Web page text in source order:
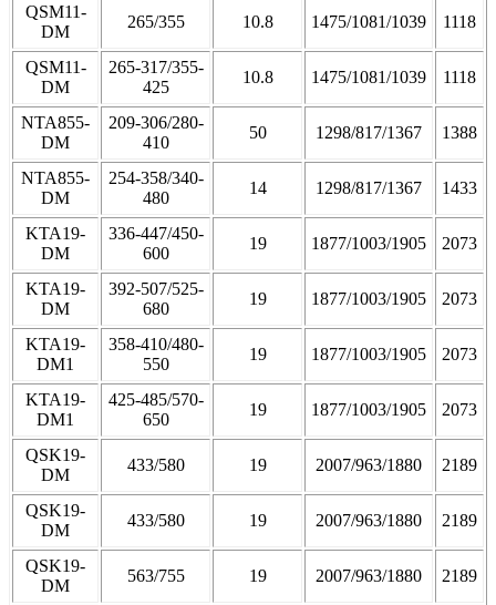
QSM11-
DM
265/355 10.8 1475/1081/1039 1118
QSM11-
DM
265-317/355-
425
10.8 1475/1081/1039 1118
NTA855-
DM
209-306/280-
410
50 1298/817/1367 1388
NTA855-
DM
254-358/340-
480
14 1298/817/1367 1433
KTA19-
DM
336-447/450-
600
19 1877/1003/1905 2073
KTA19-
DM
392-507/525-
680
19 1877/1003/1905 2073
KTA19-
DM1
358-410/480-
550
19 1877/1003/1905 2073
KTA19-
DM1
425-485/570-
650
19 1877/1003/1905 2073
QSK19-
DM
433/580 19 2007/963/1880 2189
QSK19-
DM
433/580 19 2007/963/1880 2189
QSK19-
DM
563/755 19 2007/963/1880 2189